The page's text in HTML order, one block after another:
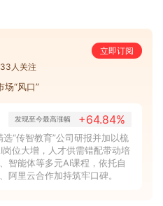
立即订阅
人关注
场“风口”
发现至今最高涨幅 +64.84%
“传智教育”公司研报并加以梳
位大增，人才供需错配带动培
智能体等多元AI课程，依托自
阿里云合作加持筑牢口碑。